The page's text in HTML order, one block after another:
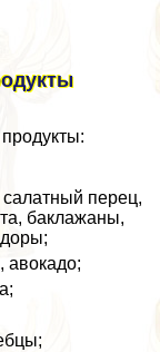
перец,
баклажаны,
авокадо;